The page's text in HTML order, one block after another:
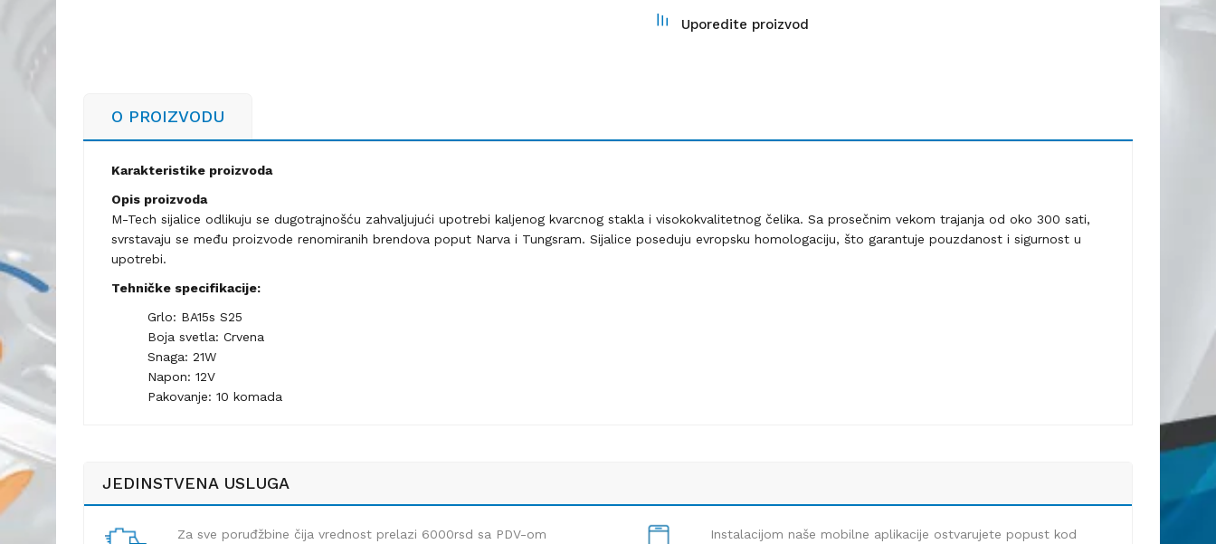
Uporedite proizvod
O PROIZVODU
Karakteristike proizvoda
Opis proizvoda
M-Tech sijalice odlikuju se dugotrajnošću zahvaljujući upotrebi kaljenog kvarcnog stakla i visokokvalitetnog čelika. Sa prosečnim vekom trajanja od oko 300 sati,
svrstavaju se među proizvode renomiranih brendova poput Narva i Tungsram. Sijalice poseduju evropsku homologaciju, što garantuje pouzdanost i sigurnost u
upotrebi.
Tehničke specifikacije:
Grlo: BA15s S25
Boja svetla: Crvena
Snaga: 21W
Napon: 12V
Pakovanje: 10 komada
JEDINSTVENA USLUGA
Za sve poruđžbine čija vrednost prelazi 6000rsd sa PDV-om
Instalacijom naše mobilne aplikacije ostvarujete popust kod